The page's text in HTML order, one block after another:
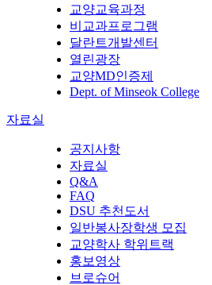
교양교육과정
비교과프로그램
달란트개발센터
열린광장
교양MD인증제
Dept. of Minseok College
자료실
공지사항
자료실
Q&A
FAQ
DSU 추천도서
일반봉사장학생 모집
교양학사 학위트랙
홍보영상
브로슈어